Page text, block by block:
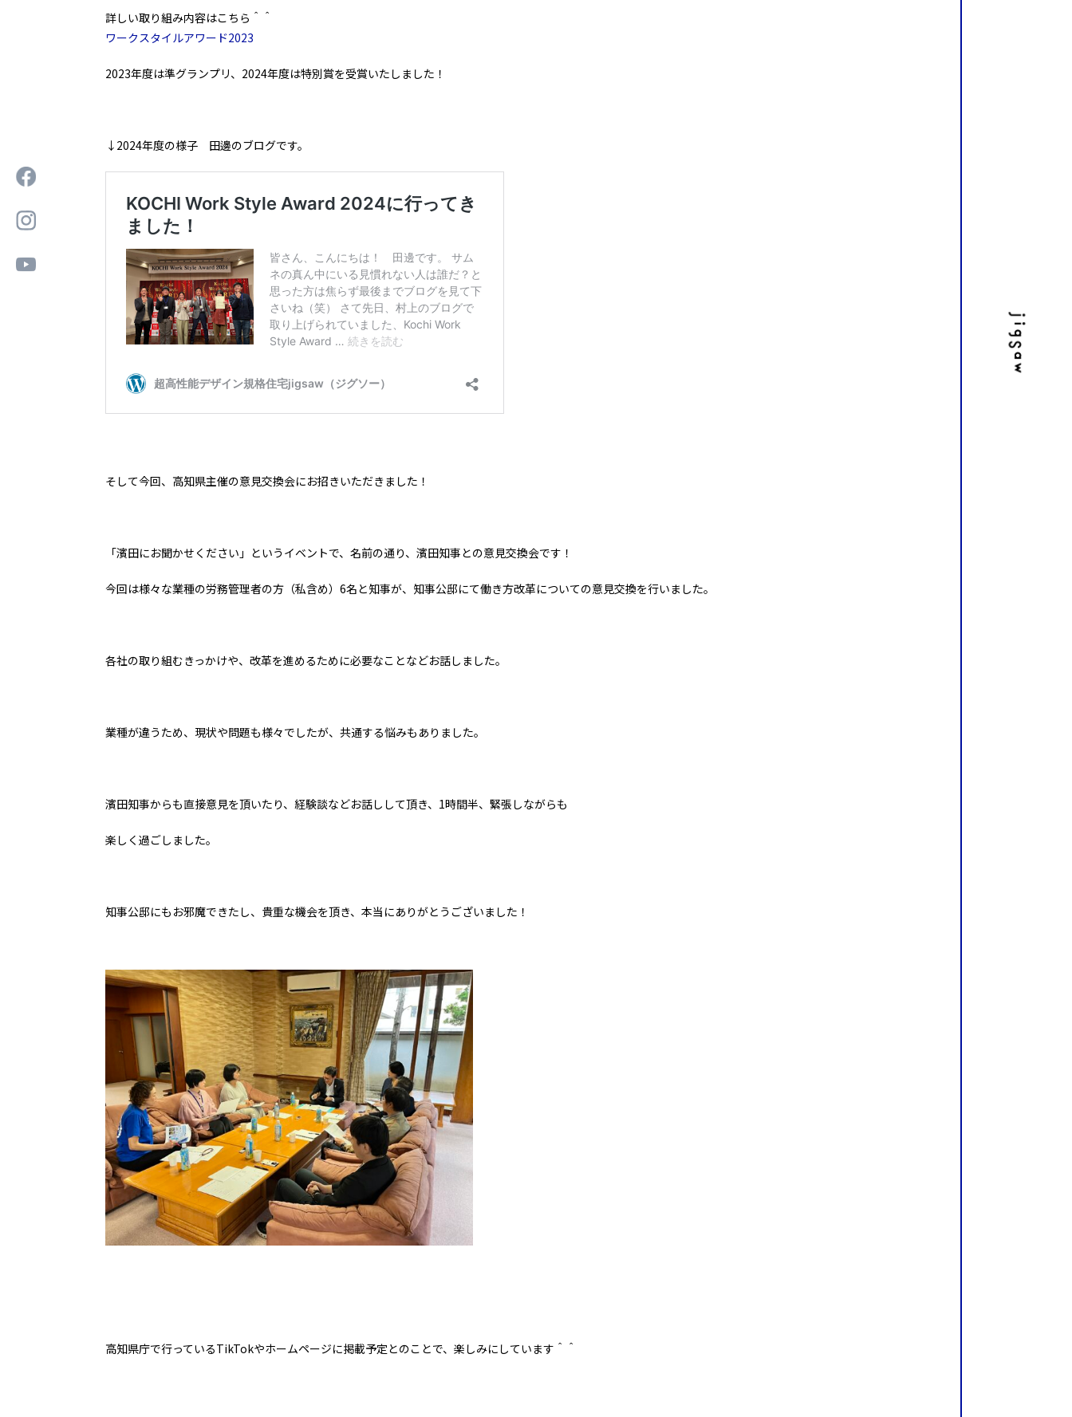
詳しい取り組み内容はこちら＾＾
ワークスタイルアワード2023
2023年度は準グランプリ、2024年度は特別賞を受賞いたしました！
↓2024年度の様子 田邊のブログです。
そして今回、高知県主催の意見交換会にお招きいただきました！
「濱田にお聞かせください」というイベントで、名前の通り、濱田知事との意見交換会です！
今回は様々な業種の労務管理者の方（私含め）6名と知事が、知事公邸にて働き方改革についての意見交換を行いました。
各社の取り組むきっかけや、改革を進めるために必要なことなどお話しました。
業種が違うため、現状や問題も様々でしたが、共通する悩みもありました。
濱田知事からも直接意見を頂いたり、経験談などお話しして頂き、1時間半、緊張しながらも
楽しく過ごしました。
知事公邸にもお邪魔できたし、貴重な機会を頂き、本当にありがとうございました！
高知県庁で行っているTikTokやホームページに掲載予定とのことで、楽しみにしています＾＾